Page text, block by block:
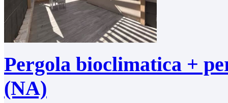
Pergola bioclimatica +
(NA)